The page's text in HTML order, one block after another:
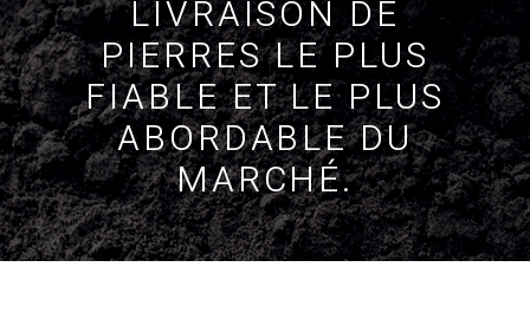
LIVRAISON DE
PIERRES LE PLUS
FIABLE ET LE PLUS
ABORDABLE DU
MARCHÉ.